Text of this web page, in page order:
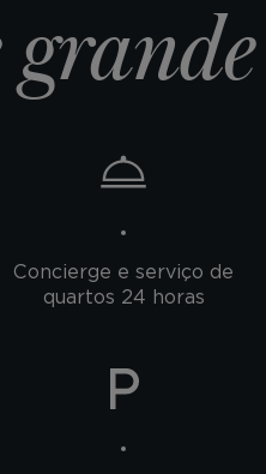
Concierge e serviço de
quartos 24 horas